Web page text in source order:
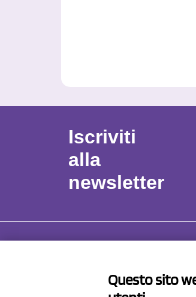
Iscriviti
alla
newsletter
Questo sito